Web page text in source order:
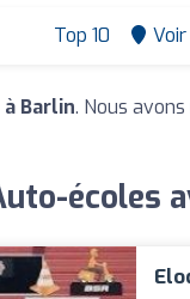
Top 10
Barlin. Nous
écoles